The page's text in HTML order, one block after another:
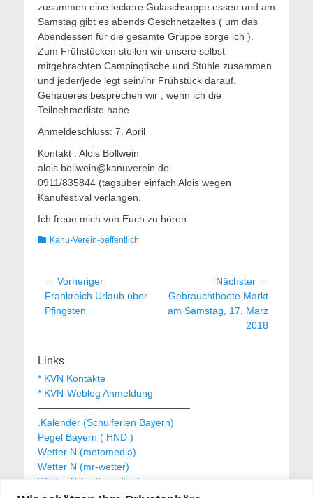
zusammen eine leckere Gulaschsuppe essen und am
Samstag gibt es abends Geschnetzeltes ( um das
Abendessen für die gesamte Gruppe sorge ich ).
Zum Frühstücken stellen wir unsere selbst
mitgebrachten Campingtische und Stühle zusammen
und jeder/jede legt sein/ihr Frühstück darauf.
Genaueres besprechen wir , wenn ich die
Teilnehmerliste habe.
Anmeldeschluss: 7. April
Kontakt : Alois Bollwein
alois.bollwein@kanuverein.de
0911/835844 (tagsüber einfach Alois wegen
Kanufestival verlangen.
Ich freue mich von Euch zu hören.
Kategorien
Kanu-Verein-oeffentlich
Beitragsnavigation
← Vorheriger
Vorheriger
Beitrag:
Frankreich Urlaub über
Pfingsten
Nächster →
Nächster
Beitrag:
Gebrauchtboote Markt
am Samstag, 17. März
2018
Links
* KVN Kontakte
* KVN-Weblog Anmeldung
———————————————–
.Kalender (Schulferien Bayern)
Pegel Bayern ( HND )
Wetter N (metomedia)
Wetter N (mr-wetter)
Wetter N (wetteronline)